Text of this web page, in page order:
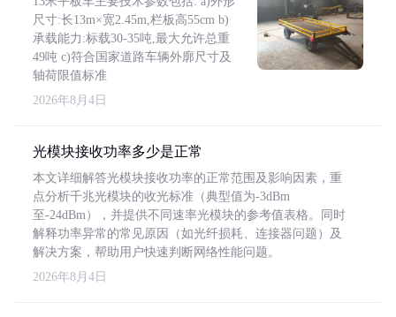
尺寸:长13m×宽2.45m,栏板高55cm b)
承载能力:标载30-35吨,最大允许总重
49吨 c)符合国家道路车辆外廓尺寸及
轴荷限值标准
2026年8月4日
光模块接收功率多少是正常
本文详细解答光模块接收功率的正常范围及影响因素，重
点分析千兆光模块的收光标准（典型值为-3dBm
至-24dBm），并提供不同速率光模块的参考值表格。同时
解释功率异常的常见原因（如光纤损耗、连接器问题）及
解决方案，帮助用户快速判断网络性能问题。
2026年8月4日